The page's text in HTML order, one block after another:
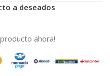
a deseados
ahora!